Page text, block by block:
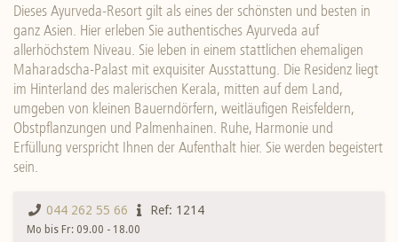
Reisedatenübersicht
Die gute Adresse
Über uns
Informationen
Kontakt
Dieses Ayurveda-Resort gilt als eines der schönsten und besten in
ganz Asien. Hier erleben Sie authentisches Ayurveda auf
allerhöchstem Niveau. Sie leben in einem stattlichen ehemaligen
Maharadscha-Palast mit exquisiter Ausstattung. Die Residenz liegt
im Hinterland des malerischen Kerala, mitten auf dem Land,
umgeben von kleinen Bauerndörfern, weitläufigen Reisfeldern,
Obstpflanzungen und Palmenhainen. Ruhe, Harmonie und
Erfüllung verspricht Ihnen der Aufenthalt hier. Sie werden begeistert
sein.
044 262 55 66 Ref: 1214
Mo bis Fr: 09.00 - 18.00